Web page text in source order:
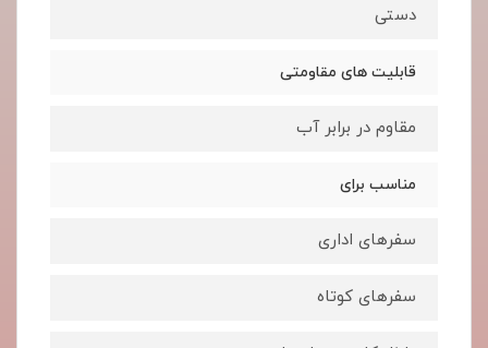
دستی
قابلیت های مقاومتی
مقاوم در برابر آب
مناسب برای
سفرهای اداری
سفرهای کوتاه